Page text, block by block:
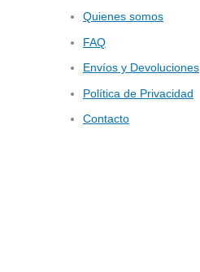
Quienes somos
FAQ
Envíos y Devoluciones
Política de Privacidad
Contacto